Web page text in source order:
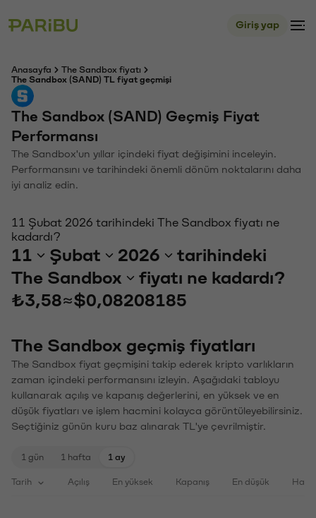
Giriş yap
Anasayfa
The Sandbox fiyatı
The Sandbox (SAND) TL fiyat geçmişi
The Sandbox (SAND) Geçmiş Fiyat
Performansı
The Sandbox'un yıllar içindeki fiyat değişimini inceleyin.
Performansını ve tarihindeki önemli dönüm noktalarını daha
iyi analiz edin.
11 Şubat 2026 tarihindeki The Sandbox fiyatı ne
kadardı?
11 Şubat 2026
tarihindeki
The Sandbox
fiyatı ne kadardı?
₺3,58≈$0,08208185
The Sandbox geçmiş fiyatları
The Sandbox fiyat geçmişini takip ederek kripto varlıkların
zaman içindeki performansını izleyin. Aşağıdaki tabloyu
kullanarak açılış ve kapanış değerlerini, en yüksek ve en
düşük fiyatları ve işlem hacmini kolayca görüntüleyebilirsiniz.
Seçtiğiniz günün kuru baz alınarak TL'ye çevrilmiştir.
1 gün 1 hafta 1 ay
Tarih Açılış En yüksek Kapanış En düşük